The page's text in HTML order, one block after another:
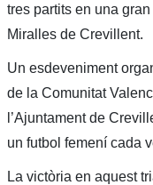
tres partits en una
Miralles de Crevillent.
Un esdeveniment
de la Comunitat
l’Ajuntament de
un futbol femení cada
La victòria en aquest